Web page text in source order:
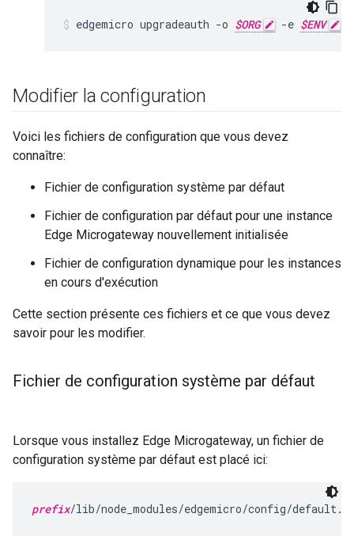
edgemicro upgradeauth -o $ORG -e $ENV -
Modifier la configuration
Voici les fichiers de configuration que vous devez
connaître:
Fichier de configuration système par défaut
Fichier de configuration par défaut pour une instance
Edge Microgateway nouvellement initialisée
Fichier de configuration dynamique pour les instances
en cours d'exécution
Cette section présente ces fichiers et ce que vous devez
savoir pour les modifier.
Fichier de configuration système par défaut
Lorsque vous installez Edge Microgateway, un fichier de
configuration système par défaut est placé ici:
prefix/lib/node_modules/edgemicro/config/